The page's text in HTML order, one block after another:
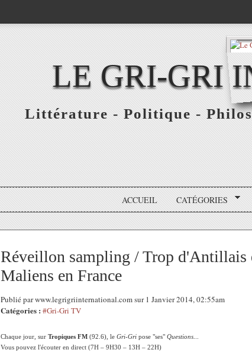
LE GRI-GRI
Littérature - Politique -
ACCUEIL CATÉGORIES
Réveillon sampling / Trop d'Antillais
Maliens en France
Publié par www.legrigriinternational.com sur 1 Janvier 2014, 02:55am
Catégories : #Gri-Gri TV
Chaque jour, sur Tropiques FM (92.6), le Gri-Gri pose "ses" Questions
Vous pouvez l'écouter en direct (7H – 9H30 – 13H – 22H)